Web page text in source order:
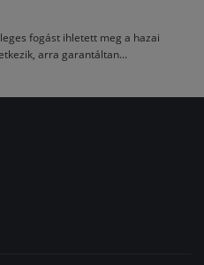
fogást ihletett meg a hazai
arra garantáltan...